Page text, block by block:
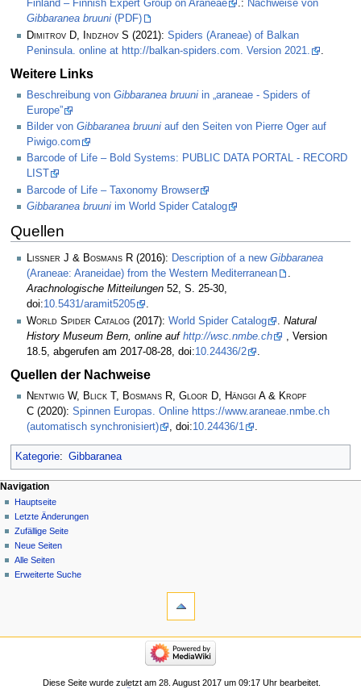
Finland – Finnish Expert Group on Araneae
.: Nachweise von
Gibbaranea bruuni (PDF)
Dimitrov D, Indzhov S (2021): Spiders (Araneae) of Balkan
Peninsula. online at http://balkan-spiders.com. Version 2021.
Weitere Links
Beschreibung von Gibbaranea bruuni in „araneae - Spiders of
Europe”
Bilder von Gibbaranea bruuni auf den Seiten von Pierre Oger auf
Piwigo.com
Barcode of Life – Bold Systems: PUBLIC DATA PORTAL - RECORD
LIST
Barcode of Life – Taxonomy Browser
Gibbaranea bruuni im World Spider Catalog
Quellen
Lissner J & Bosmans R (2016): Description of a new Gibbaranea
(Araneae: Araneidae) from the Western Mediterranean
.
Arachnologische Mitteilungen 52, S. 25-30,
doi:10.5431/aramit5205
.
World Spider Catalog (2017): World Spider Catalog
Natural
History Museum Bern, online auf http://wsc.nmbe.ch
, Version
18.5, abgerufen am 2017-08-28, doi:10.24436/2
Quellen der Nachweise
Nentwig W, Blick T, Bosmans R, Gloor D, Hänggi A & Kropf
C (2020): Spinnen Europas. Online https://www.araneae.nmbe.ch
(automatisch synchronisiert)
, doi:10.24436/1
Kategorie: Gibbaranea
Navigation
Hauptseite
Letzte Änderungen
Zufällige Seite
Neue Seiten
Alle Seiten
Erweiterte Suche
Diese Seite wurde zuletzt am 28. August 2017 um 09:17 Uhr bearbeitet.